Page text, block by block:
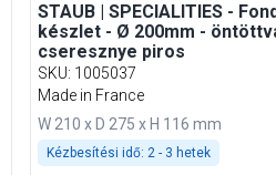
STAUB | SPECIALITIES -
készlet - Ø 200mm -
cseresznye piros
SKU: 1005037
Made in France
W 210 x D 275 x H 116 mm
Kézbesítési idő: 2 - 3 hetek